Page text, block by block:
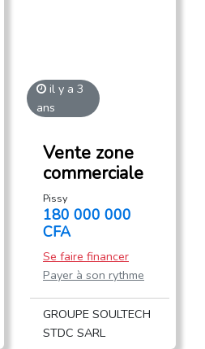
il y a 3
ans
Vente zone
commerciale
Pissy
180 000 000
CFA
Se faire financer
Payer à son rythme
GROUPE SOULTECH
STDC SARL